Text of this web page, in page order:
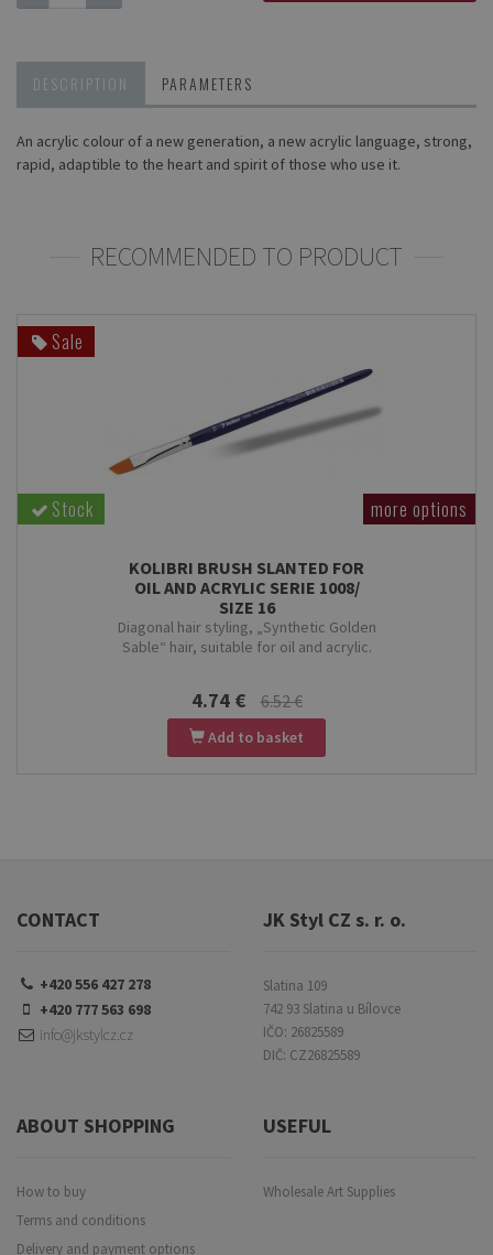
DESCRIPTION PARAMETERS
An acrylic colour of a new generation, a new acrylic language, strong,
rapid, adaptible to the heart and spirit of those who use it.
RECOMMENDED TO PRODUCT
Stock
Sale
more options
KOLIBRI BRUSH SLANTED FOR
OIL AND ACRYLIC SERIE 1008/
SIZE 16
Diagonal hair styling, „Synthetic Golden
Sable“ hair, suitable for oil and acrylic.
4.74 € 6.52 €
Add to basket
CONTACT
+420 556 427 278
+420 777 563 698
info@jkstylcz.cz
JK Styl CZ s. r. o.
Slatina 109
742 93 Slatina u Bílovce
IČO: 26825589
DIČ: CZ26825589
ABOUT SHOPPING
How to buy
Terms and conditions
Delivery and payment options
USEFUL
Wholesale Art Supplies